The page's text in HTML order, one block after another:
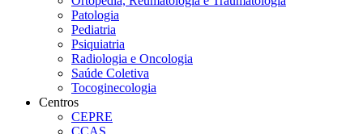
Patologia
Pediatria
Psiquiatria
Radiologia e Oncologia
Saúde Coletiva
Tocoginecologia
Centros
CEPRE
CCAS